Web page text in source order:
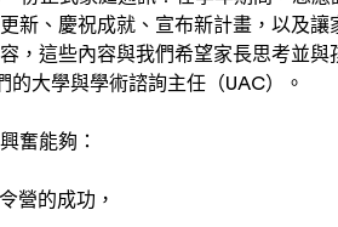
新、慶祝成就、宣布新計畫，以及
，這些內容與我們希望家長思考並
大學與學術諮詢主任（UAC）。
奮能夠：
營的成功，